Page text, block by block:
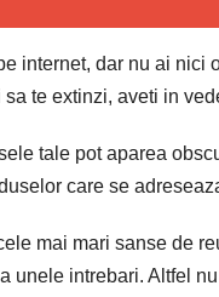
internet, dar nu ai nici
te extinzi, aveti in
tale pot aparea
care se
mai mari sanse de
unele intrebari. Altfel